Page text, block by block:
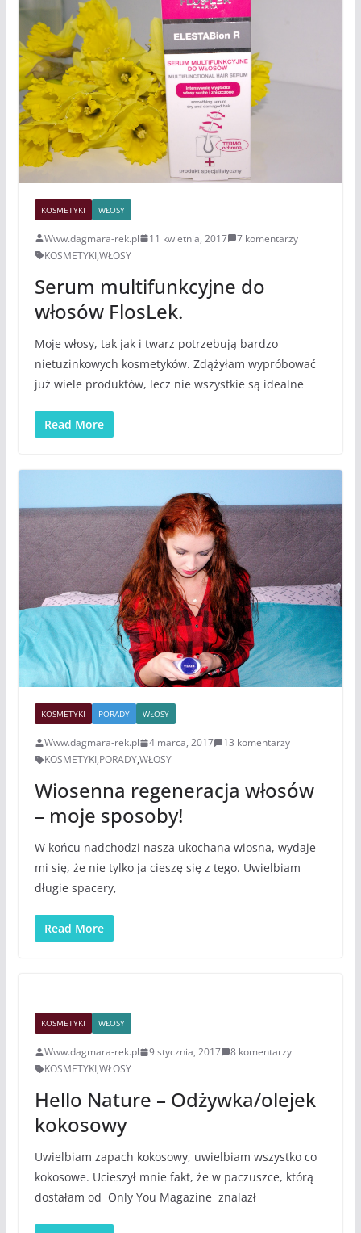
KOSMETYKI WŁOSY
Www.dagmara-rek.pl 11 kwietnia, 2017
7 komentarzy
KOSMETYKI,WŁOSY
Serum multifunkcyjne do
włosów FlosLek.
Moje włosy, tak jak i twarz potrzebują bardzo
nietuzinkowych kosmetyków. Zdążyłam wypróbować
już wiele produktów, lecz nie wszystkie są idealne
Read More
KOSMETYKI PORADY WŁOSY
Www.dagmara-rek.pl 4 marca, 2017
13 komentarzy
KOSMETYKI,PORADY,WŁOSY
Wiosenna regeneracja włosów
– moje sposoby!
W końcu nadchodzi nasza ukochana wiosna, wydaje
mi się, że nie tylko ja cieszę się z tego. Uwielbiam
długie spacery,
Read More
KOSMETYKI WŁOSY
Www.dagmara-rek.pl 9 stycznia, 2017
8 komentarzy
KOSMETYKI,WŁOSY
Hello Nature – Odżywka/olejek
kokosowy
Uwielbiam zapach kokosowy, uwielbiam wszystko co
kokosowe. Ucieszył mnie fakt, że w paczuszce, którą
dostałam od Only You Magazine znalazł